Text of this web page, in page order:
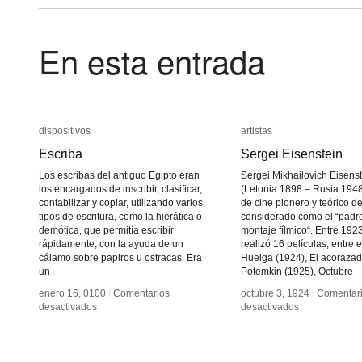
En esta entrada
dispositivos
Escriba
Los escribas del antiguo Egipto eran
los encargados de inscribir, clasificar,
contabilizar y copiar, utilizando varios
tipos de escritura, como la hierática o
demótica, que permitía escribir
rápidamente, con la ayuda de un
cálamo sobre papiros u ostracas. Era
un
enero 16, 0100 / Comentarios
desactivadosen
dispositivos
Escriba
enero 16, 0100 / Comentarios
desactivadosen
artistas
Sergei Eisenstein
Sergei Mikhailovich
(Letonia 1898 – Rusia
de cine pionero y teórico
considerado como el
montaje fílmico“. Entre
realizó 16 películas, entre
Huelga (1924), El
Potemkin (1925), Octubre
octubre 3, 1924 /
desactivadosen
artistas
Sergei Eisenstein
octubre 3, 1924 /
desactivadosen